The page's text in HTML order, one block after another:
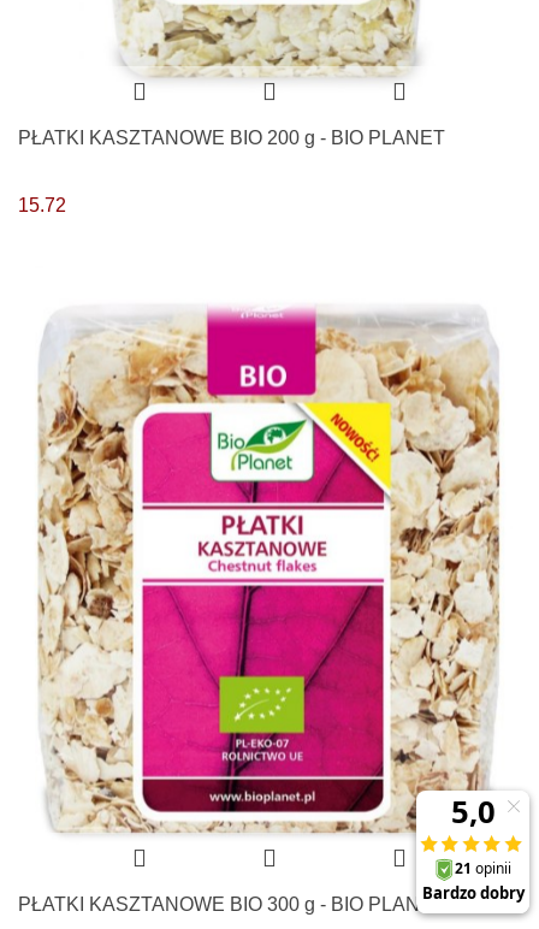
PŁATKI KASZTANOWE BIO 200 g - BIO PLANET
15.72
PŁATKI KASZTANOWE BIO 300 g - BIO PLANET